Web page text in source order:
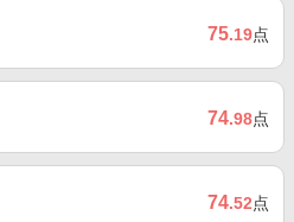
75.19点
74.98点
74.52点